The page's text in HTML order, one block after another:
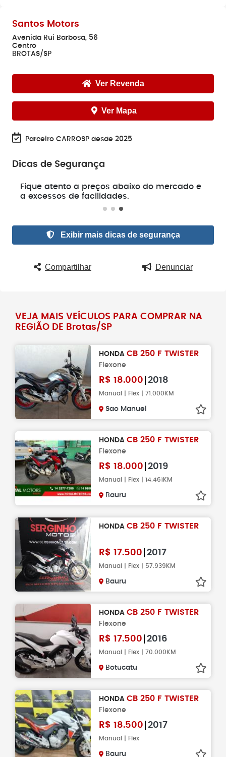
Santos Motors
Avenida Rui Barbosa, 56
Centro
BROTAS/SP
Ver Revenda
Ver Mapa
Parceiro CARROSP desde 2025
Dicas de Segurança
Fique atento a preços abaixo do mercado e
a excessos de facilidades.
Exibir mais dicas de segurança
Compartilhar Denunciar
VEJA MAIS VEÍCULOS PARA COMPRAR NA
REGIÃO DE Brotas/SP
HONDA CB 250 F TWISTER
Flexone
R$ 18.000 2018
Manual | Flex | 71.000KM
Sao Manuel
HONDA CB 250 F TWISTER
Flexone
R$ 18.000 2019
Manual | Flex | 14.461KM
Bauru
HONDA CB 250 F TWISTER
R$ 17.500 2017
Manual | Flex | 57.939KM
Bauru
HONDA CB 250 F TWISTER
Flexone
R$ 17.500 2016
Manual | Flex | 70.000KM
Botucatu
HONDA CB 250 F TWISTER
Flexone
R$ 18.500 2017
Manual | Flex
Bauru